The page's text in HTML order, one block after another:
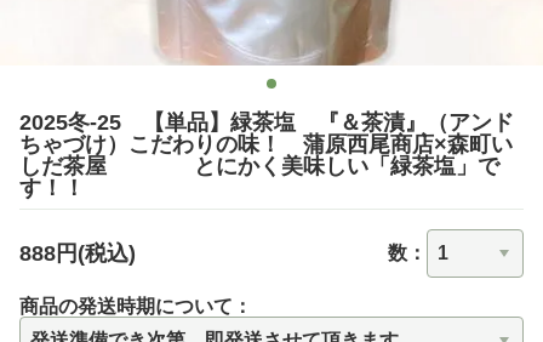
2025冬-25 【単品】緑茶塩 『＆茶漬』（アンド
ちゃづけ）こだわりの味！ 蒲原西尾商店×森町い
しだ茶屋 とにかく美味しい「緑茶塩」で
す！！
888円(税込) 数：
商品の発送時期について：